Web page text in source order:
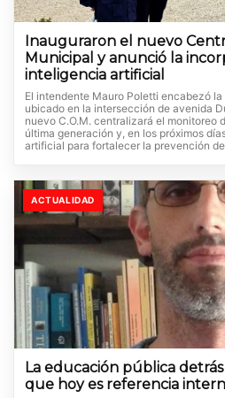
Inauguraron el nuevo
Municipal y anunció la
inteligencia artificial
El intendente Mauro Poletti encabezó
ubicado en la intersección de avenida
nuevo C.O.M. centralizará el monitoreo
última generación y, en los próximos
artificial para fortalecer la prevención
ACTUALIDAD
La educación pública
que hoy es referencia